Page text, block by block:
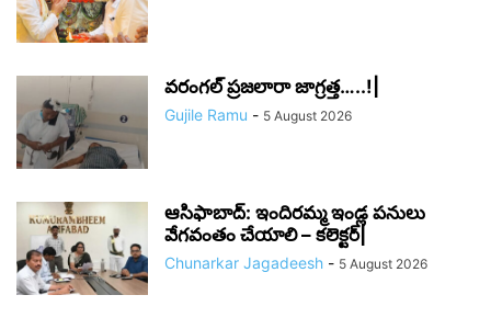
వరంగల్ ప్రజలారా జాగ్రత్త…..!|
Gujile Ramu - 5 August 2026
ఆసిఫాబాద్: ఇందిరమ్మ ఇండ్ల పనులు
వేగవంతం చేయాలి – కలెక్టర్|
Chunarkar Jagadeesh - 5 August 2026